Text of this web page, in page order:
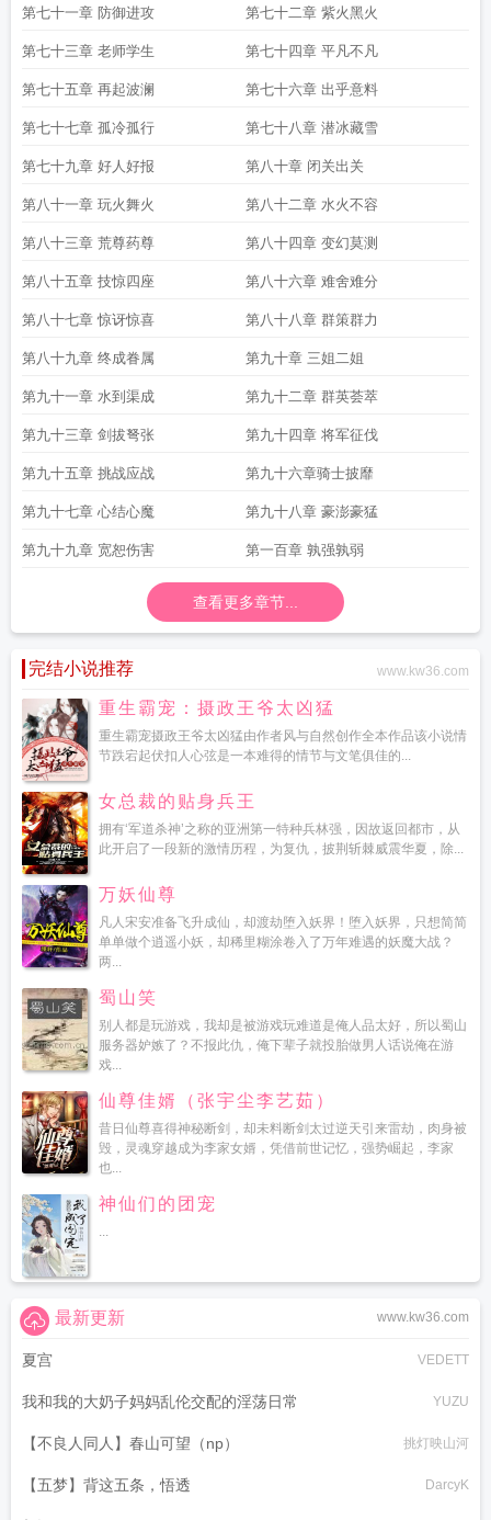
第七十一章 防御进攻 第七十二章 紫火黑火
第七十三章 老师学生 第七十四章 平凡不凡
第七十五章 再起波澜 第七十六章 出乎意料
第七十七章 孤冷孤行 第七十八章 潜冰藏雪
第七十九章 好人好报 第八十章 闭关出关
第八十一章 玩火舞火 第八十二章 水火不容
第八十三章 荒尊药尊 第八十四章 变幻莫测
第八十五章 技惊四座 第八十六章 难舍难分
第八十七章 惊讶惊喜 第八十八章 群策群力
第八十九章 终成眷属 第九十章 三姐二姐
第九十一章 水到渠成 第九十二章 群英荟萃
第九十三章 剑拔弩张 第九十四章 将军征伐
第九十五章 挑战应战 第九十六章骑士披靡
第九十七章 心结心魔 第九十八章 豪澎豪猛
第九十九章 宽恕伤害 第一百章 孰强孰弱
查看更多章节...
完结小说推荐 www.kw36.com
重生霸宠：摄政王爷太凶猛
重生霸宠摄政王爷太凶猛由作者风与自然创作全本作品该小说情
节跌宕起伏扣人心弦是一本难得的情节与文笔俱佳的...
女总裁的贴身兵王
拥有‘军道杀神’之称的亚洲第一特种兵林强，因故返回都市，从
此开启了一段新的激情历程，为复仇，披荆斩棘威震华夏，除...
万妖仙尊
凡人宋安准备飞升成仙，却渡劫堕入妖界！堕入妖界，只想简简
单单做个逍遥小妖，却稀里糊涂卷入了万年难遇的妖魔大战？
两...
蜀山笑
别人都是玩游戏，我却是被游戏玩难道是俺人品太好，所以蜀山
服务器妒嫉了？不报此仇，俺下辈子就投胎做男人话说俺在游
戏...
仙尊佳婿（张宇尘李艺茹）
昔日仙尊喜得神秘断剑，却未料断剑太过逆天引来雷劫，肉身被
毁，灵魂穿越成为李家女婿，凭借前世记忆，强势崛起，李家
也...
神仙们的团宠
...
www.kw36.com
最新更新
夏宫 VEDETT
我和我的大奶子妈妈乱伦交配的淫荡日常 YUZU
【不良人同人】春山可望（np） 挑灯映山河
【五梦】背这五条，悟透 DarcyK